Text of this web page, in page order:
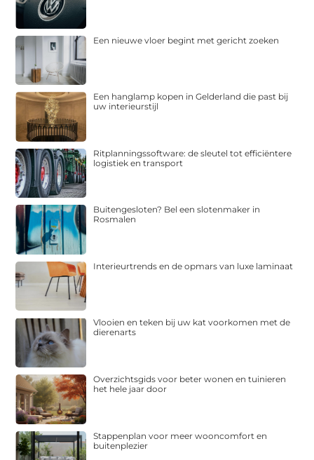
Een nieuwe vloer begint met gericht zoeken
Een hanglamp kopen in Gelderland die past bij
uw interieurstijl
Ritplanningssoftware: de sleutel tot efficiëntere
logistiek en transport
Buitengesloten? Bel een slotenmaker in
Rosmalen
Interieurtrends en de opmars van luxe laminaat
Vlooien en teken bij uw kat voorkomen met de
dierenarts
Overzichtsgids voor beter wonen en tuinieren
het hele jaar door
Stappenplan voor meer wooncomfort en
buitenplezier